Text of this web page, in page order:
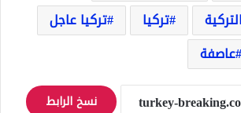
تركيا
تركيا عاجل
عاصفة
نسخ الرابط